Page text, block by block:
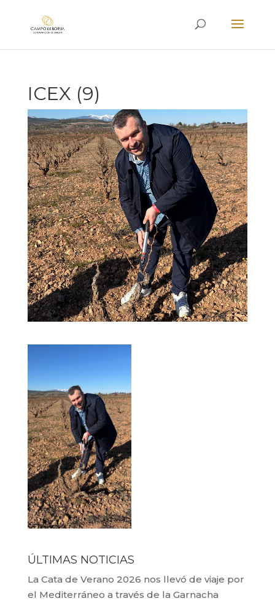
ICEX (9)
ÚLTIMAS NOTICIAS
La Cata de Verano 2026 nos llevó de viaje por
el Mediterráneo a través de la Garnacha